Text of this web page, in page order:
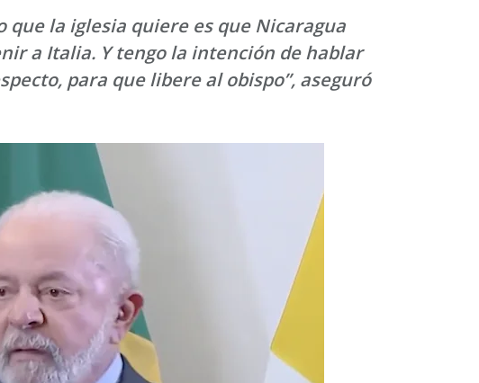
que la iglesia quiere es que Nicaragua
a Italia. Y tengo la intención de hablar
para que libere al obispo”, aseguró